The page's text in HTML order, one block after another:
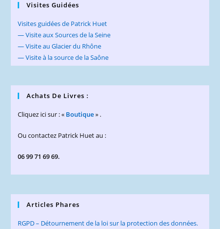
Visites Guidées
Visites guidées de Patrick Huet
— Visite aux Sources de la Seine
— Visite au Glacier du Rhône
— Visite à la source de la Saône
Achats De Livres :
Cliquez ici sur : « Boutique» .
Ou contactez Patrick Huet au :
06 99 71 69 69.
Articles Phares
RGPD – Détournement de la loi sur la protection des données.